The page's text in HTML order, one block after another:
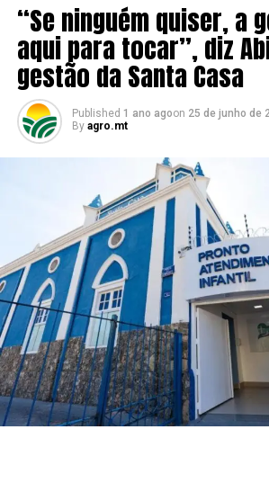
“Se ninguém quiser, a
aqui para tocar”, diz
gestão da Santa Casa
Published 1 ano agoon 25 de junho de
By agro.mt